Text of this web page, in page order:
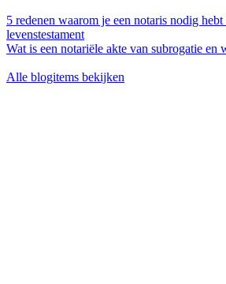
5 redenen waarom je een notaris nodig
levenstestament
Wat is een notariële akte van subrogatie en
Alle blogitems bekijken